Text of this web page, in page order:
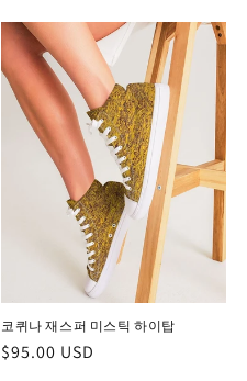
코퀴나 재스퍼 미스틱 하이탑
정
$95.00 USD